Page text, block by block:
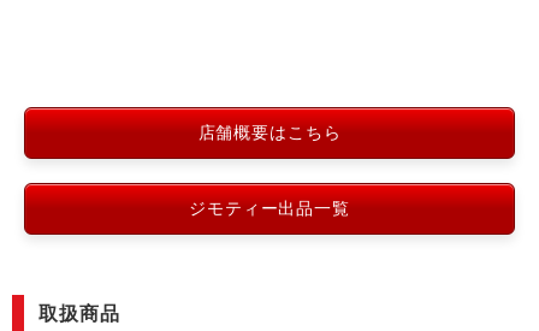
店舗概要はこちら
ジモティー出品一覧
取扱商品